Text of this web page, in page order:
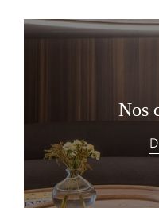
Nos